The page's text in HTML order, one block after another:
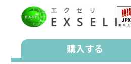
購入する